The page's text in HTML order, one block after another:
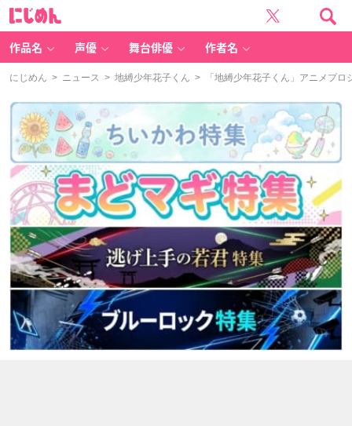
作品名 声優 舞台俳優 作者名
にじめん > ニュース > 地縛少年花子くん > 「地縛少年花子くん」アニメプロ